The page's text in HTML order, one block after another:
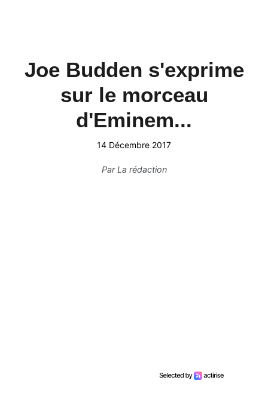
Joe Budden s'exprime
sur le morceau
d'Eminem...
14 Décembre 2017
ParLa rédaction